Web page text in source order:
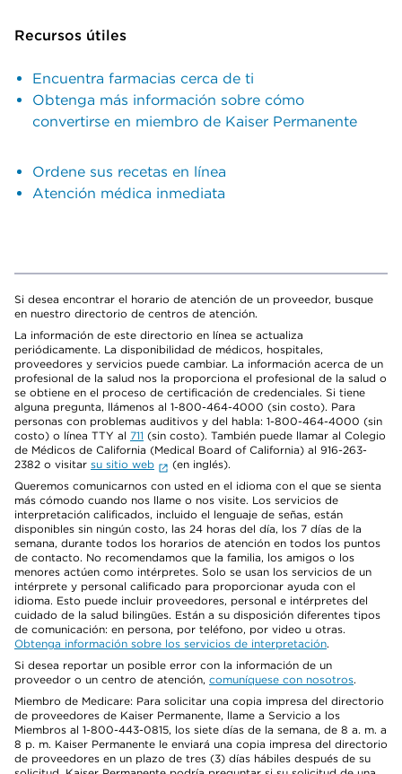
Recursos útiles
Encuentra farmacias cerca de ti
Obtenga más información sobre cómo
convertirse en miembro de Kaiser Permanente
Ordene sus recetas en línea
Atención médica inmediata
Si desea encontrar el horario de atención de un proveedor, busque
en nuestro directorio de centros de atención.
La información de este directorio en línea se actualiza
periódicamente. La disponibilidad de médicos, hospitales,
proveedores y servicios puede cambiar. La información acerca de un
profesional de la salud nos la proporciona el profesional de la salud o
se obtiene en el proceso de certificación de credenciales. Si tiene
alguna pregunta, llámenos al 1-800-464-4000 (sin costo). Para
personas con problemas auditivos y del habla: 1-800-464-4000 (sin
costo) o línea TTY al 711 (sin costo). También puede llamar al Colegio
de Médicos de California (Medical Board of California) al 916-263-
2382 o visitar su sitio web
(en inglés).
Queremos comunicarnos con usted en el idioma con el que se sienta
más cómodo cuando nos llame o nos visite. Los servicios de
interpretación calificados, incluido el lenguaje de señas, están
disponibles sin ningún costo, las 24 horas del día, los 7 días de la
semana, durante todos los horarios de atención en todos los puntos
de contacto. No recomendamos que la familia, los amigos o los
menores actúen como intérpretes. Solo se usan los servicios de un
intérprete y personal calificado para proporcionar ayuda con el
idioma. Esto puede incluir proveedores, personal e intérpretes del
cuidado de la salud bilingües. Están a su disposición diferentes tipos
de comunicación: en persona, por teléfono, por video u otras.
Obtenga información sobre los servicios de interpretación.
Si desea reportar un posible error con la información de un
proveedor o un centro de atención, comuníquese con nosotros.
Miembro de Medicare: Para solicitar una copia impresa del directorio
de proveedores de Kaiser Permanente, llame a Servicio a los
Miembros al 1-800-443-0815, los siete días de la semana, de 8 a. m. a
8 p. m. Kaiser Permanente le enviará una copia impresa del directorio
de proveedores en un plazo de tres (3) días hábiles después de su